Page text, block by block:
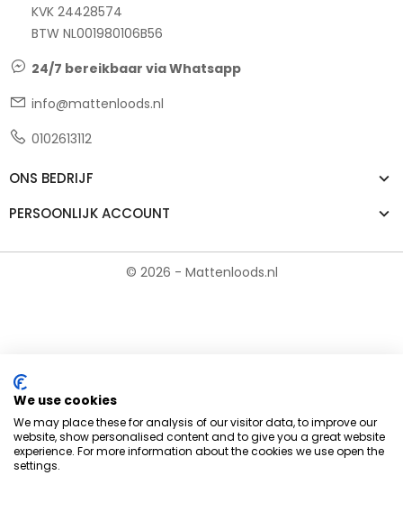
KVK 24428574
BTW NL001980106B56
24/7 bereikbaar via Whatsapp
info@mattenloods.nl
0102613112
ONS BEDRIJF
PERSOONLIJK ACCOUNT
© 2026 - Mattenloods.nl
We use cookies
We may place these for analysis of our visitor data, to improve our
website, show personalised content and to give you a great website
experience. For more information about the cookies we use open the
settings.